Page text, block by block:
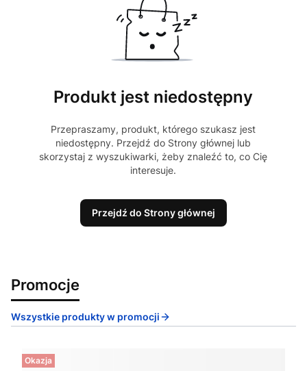
Produkt jest niedostępny
Przepraszamy, produkt, którego szukasz jest
niedostępny. Przejdź do Strony głównej lub
skorzystaj z wyszukiwarki, żeby znaleźć to, co Cię
interesuje.
Przejdź do Strony głównej
Promocje
Wszystkie produkty w promocji
Okazja